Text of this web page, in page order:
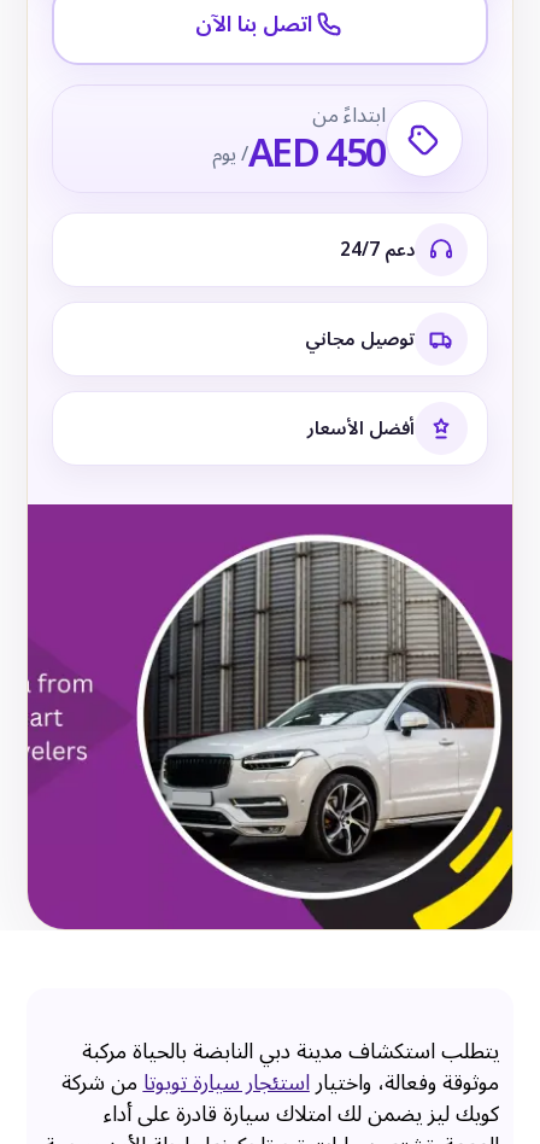
اتصل بنا الآن
ابتداءً من
AED 450/ يوم
دعم 24/7
توصيل مجاني
أفضل الأسعار
يتطلب استكشاف مدينة دبي النابضة بالحياة مركبة
موثوقة وفعالة، واختياراستئجار سيارة تويوتامن شركة
كويك ليز يضمن لك امتلاك سيارة قادرة على أداء